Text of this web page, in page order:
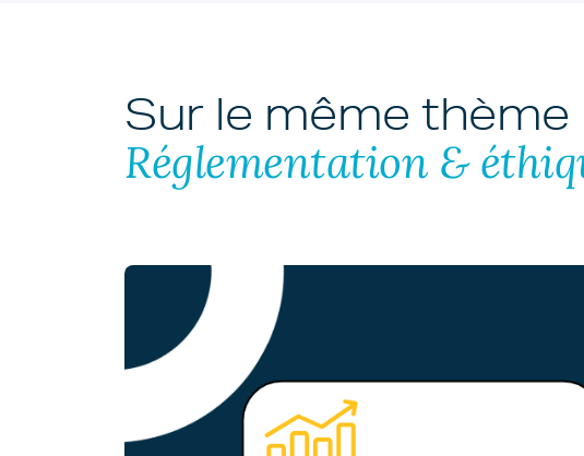
Sur le même thème
Réglementation &